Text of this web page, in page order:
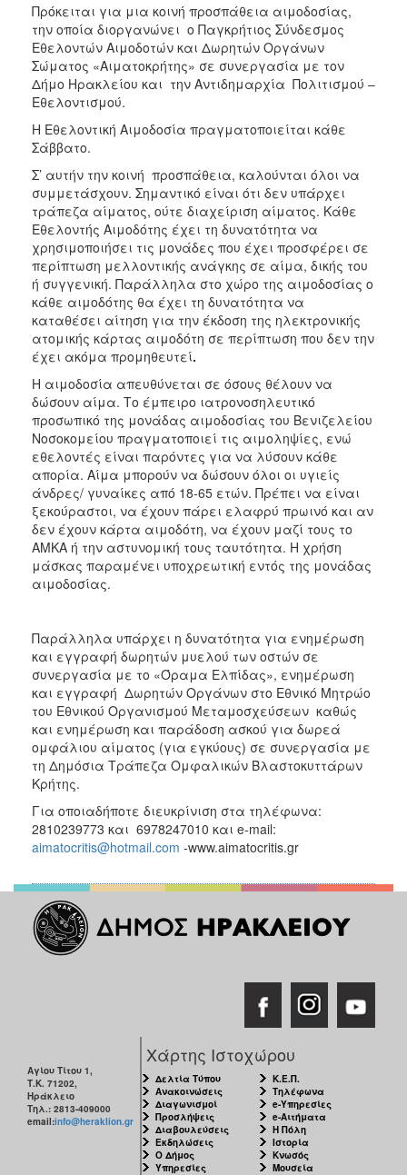
Πρόκειται για μια κοινή προσπάθεια αιμοδοσίας,
την οποία διοργανώνει ο Παγκρήτιος Σύνδεσμος
Εθελοντών Αιμοδοτών και Δωρητών Οργάνων
Σώματος «Αιματοκρήτης» σε συνεργασία με τον
Δήμο Ηρακλείου και την Αντιδημαρχία Πολιτισμού –
Εθελοντισμού.
Η Εθελοντική Αιμοδοσία πραγματοποιείται κάθε
Σάββατο.
Σ’ αυτήν την κοινή προσπάθεια, καλούνται όλοι να
συμμετάσχουν. Σημαντικό είναι ότι δεν υπάρχει
τράπεζα αίματος, ούτε διαχείριση αίματος. Κάθε
Εθελοντής Αιμοδότης έχει τη δυνατότητα να
χρησιμοποιήσει τις μονάδες που έχει προσφέρει σε
περίπτωση μελλοντικής ανάγκης σε αίμα, δικής του
ή συγγενική. Παράλληλα στο χώρο της αιμοδοσίας ο
κάθε αιμοδότης θα έχει τη δυνατότητα να
καταθέσει αίτηση για την έκδοση της ηλεκτρονικής
ατομικής κάρτας αιμοδότη σε περίπτωση που δεν την
έχει ακόμα προμηθευτεί.
Η αιμοδοσία απευθύνεται σε όσους θέλουν να
δώσουν αίμα. Το έμπειρο ιατρονοσηλευτικό
προσωπικό της μονάδας αιμοδοσίας του Βενιζελείου
Νοσοκομείου πραγματοποιεί τις αιμοληψίες, ενώ
εθελοντές είναι παρόντες για να λύσουν κάθε
απορία. Αίμα μπορούν να δώσουν όλοι οι υγιείς
άνδρες/ γυναίκες από 18-65 ετών. Πρέπει να είναι
ξεκούραστοι, να έχουν πάρει ελαφρύ πρωινό και αν
δεν έχουν κάρτα αιμοδότη, να έχουν μαζί τους το
ΑΜΚΑ ή την αστυνομική τους ταυτότητα. Η χρήση
μάσκας παραμένει υποχρεωτική εντός της μονάδας
αιμοδοσίας.
Παράλληλα υπάρχει η δυνατότητα για ενημέρωση
και εγγραφή δωρητών μυελού των οστών σε
συνεργασία με το «Όραμα Ελπίδας», ενημέρωση
και εγγραφή Δωρητών Οργάνων στο Εθνικό Μητρώο
του Εθνικού Οργανισμού Μεταμοσχεύσεων καθώς
και ενημέρωση και παράδοση ασκού για δωρεά
ομφάλιου αίματος (για εγκύους) σε συνεργασία με
τη Δημόσια Τράπεζα Ομφαλικών Βλαστοκυττάρων
Κρήτης.
Για οποιαδήποτε διευκρίνιση στα τηλέφωνα:
2810239773 και 6978247010 και e-mail:
aimatocritis@hotmail.com -www.aimatocritis.gr
Αγίου Τίτου 1,
Τ.Κ. 71202,
Ηράκλειο
Τηλ.: 2813-409000
email:info@heraklion.gr
Χάρτης Ιστοχώρου
Δελτία Τύπου
Ανακοινώσεις
Διαγωνισμοί
Προσλήψεις
Διαβουλεύσεις
Εκδηλώσεις
Ο Δήμος
Υπηρεσίες
Κ.Ε.Π.
Τηλέφωνα
e-Υπηρεσίες
e-Αιτήματα
Η Πόλη
Ιστορία
Κνωσός
Μουσεία